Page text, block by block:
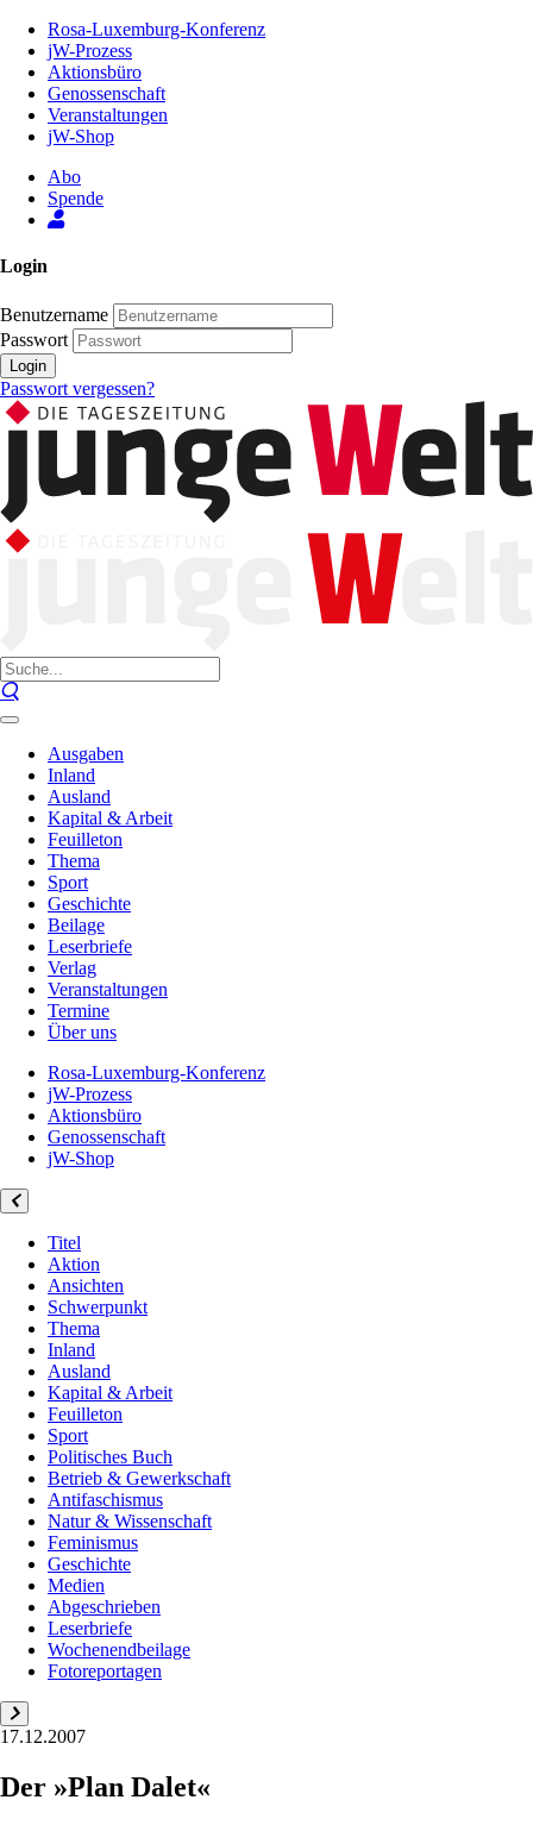
Inhalt
Seite
Rosa-Luxemburg-Konferenz
jW-Prozess
Aktionsbüro
Genossenschaft
Veranstaltungen
jW-Shop
Abo
Spende
Login
Benutzername
Passwort
Login
Passwort vergessen?
Ausgaben
Inland
Ausland
Kapital & Arbeit
Feuilleton
Thema
Sport
Geschichte
Beilage
Leserbriefe
Verlag
Veranstaltungen
Termine
Über uns
Rosa-Luxemburg-Konferenz
jW-Prozess
Aktionsbüro
Genossenschaft
jW-Shop
Titel
Aktion
Ansichten
Schwerpunkt
Thema
Inland
Ausland
Kapital & Arbeit
Feuilleton
Sport
Politisches Buch
Betrieb & Gewerkschaft
Antifaschismus
Natur & Wissenschaft
Feminismus
Geschichte
Medien
Abgeschrieben
Leserbriefe
Wochenendbeilage
Fotoreportagen
17.12.2007
Der »Plan Dalet«